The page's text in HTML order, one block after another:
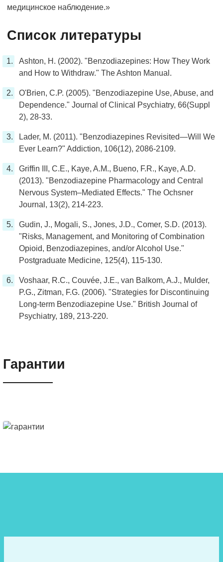
медицинское наблюдение.»
Список литературы
Ashton, H. (2002). "Benzodiazepines: How They Work
and How to Withdraw." The Ashton Manual.
O'Brien, C.P. (2005). "Benzodiazepine Use, Abuse, and
Dependence." Journal of Clinical Psychiatry, 66(Suppl
2), 28-33.
Lader, M. (2011). "Benzodiazepines Revisited—Will We
Ever Learn?" Addiction, 106(12), 2086-2109.
Griffin III, C.E., Kaye, A.M., Bueno, F.R., Kaye, A.D.
(2013). "Benzodiazepine Pharmacology and Central
Nervous System–Mediated Effects." The Ochsner
Journal, 13(2), 214-223.
Gudin, J., Mogali, S., Jones, J.D., Comer, S.D. (2013).
"Risks, Management, and Monitoring of Combination
Opioid, Benzodiazepines, and/or Alcohol Use."
Postgraduate Medicine, 125(4), 115-130.
Voshaar, R.C., Couvée, J.E., van Balkom, A.J., Mulder,
P.G., Zitman, F.G. (2006). "Strategies for Discontinuing
Long-term Benzodiazepine Use." British Journal of
Psychiatry, 189, 213-220.
Гарантии